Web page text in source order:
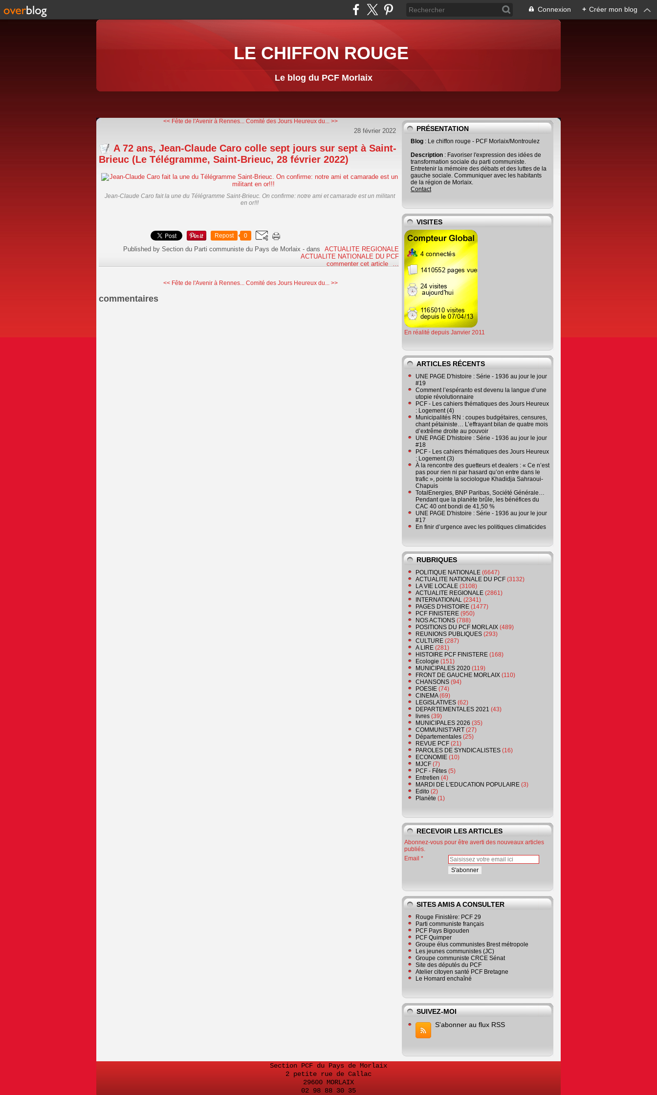
Connexion + Créer mon blog
LE CHIFFON ROUGE
Le blog du PCF Morlaix
<< Fête de l'Avenir à Rennes... Comité des Jours Heureux du... >>
28 février 2022
A 72 ans, Jean-Claude Caro colle sept jours sur sept à Saint-
Brieuc (Le Télégramme, Saint-Brieuc, 28 février 2022)
Jean-Claude Caro fait la une du Télégramme Saint-Brieuc. On confirme: notre ami et camarade est un militant
en or!!!
Repost 0
Published by Section du Parti communiste du Pays de Morlaix -dans
ACTUALITE REGIONALE
ACTUALITE NATIONALE DU PCF
commenter cet article
…
<< Fête de l'Avenir à Rennes... Comité des Jours Heureux du... >>
commentaires
PRÉSENTATION
Blog : Le chiffon rouge - PCF Morlaix/Montroulez
Description : Favoriser l'expression des idées de
transformation sociale du parti communiste.
Entretenir la mémoire des débats et des luttes de la
gauche sociale. Communiquer avec les habitants
de la région de Morlaix.
Contact
VISITES
En réalité depuis Janvier 2011
ARTICLES RÉCENTS
UNE PAGE D'histoire : Série - 1936 au jour le jour
#19
Comment l’espéranto est devenu la langue d’une
utopie révolutionnaire
PCF - Les cahiers thématiques des Jours Heureux
: Logement (4)
Municipalités RN : coupes budgétaires, censures,
chant pétainiste… L’effrayant bilan de quatre mois
d’extrême droite au pouvoir
UNE PAGE D'histoire : Série - 1936 au jour le jour
#18
PCF - Les cahiers thématiques des Jours Heureux
: Logement (3)
À la rencontre des guetteurs et dealers : « Ce n’est
pas pour rien ni par hasard qu’on entre dans le
trafic », pointe la sociologue Khadidja Sahraoui-
Chapuis
TotalEnergies, BNP Paribas, Société Générale…
Pendant que la planète brûle, les bénéfices du
CAC 40 ont bondi de 41,50 %
UNE PAGE D'histoire : Série - 1936 au jour le jour
#17
En finir d’urgence avec les politiques climaticides
RUBRIQUES
POLITIQUE NATIONALE (6647)
ACTUALITE NATIONALE DU PCF (3132)
LA VIE LOCALE (3108)
ACTUALITE REGIONALE (2861)
INTERNATIONAL (2341)
PAGES D'HISTOIRE (1477)
PCF FINISTERE (950)
NOS ACTIONS (788)
POSITIONS DU PCF MORLAIX (489)
REUNIONS PUBLIQUES (293)
CULTURE (287)
A LIRE (281)
HISTOIRE PCF FINISTERE (168)
Ecologie (151)
MUNICIPALES 2020 (119)
FRONT DE GAUCHE MORLAIX (110)
CHANSONS (94)
POESIE (74)
CINEMA(69)
LEGISLATIVES (62)
DEPARTEMENTALES 2021 (43)
livres (39)
MUNICIPALES 2026 (35)
COMMUNIST'ART (27)
Départementales (25)
REVUE PCF (21)
PAROLES DE SYNDICALISTES (16)
ECONOMIE (10)
MJCF (7)
PCF - Fêtes (5)
Entretien (4)
MARDI DE L'EDUCATION POPULAIRE (3)
Edito (2)
Planète (1)
RECEVOIR LES ARTICLES
Abonnez-vous pour être averti des nouveaux articles
publiés.
Email
SITES AMIS A CONSULTER
Rouge Finistère: PCF 29
Parti communiste français
PCF Pays Bigouden
PCF Quimper
Groupe élus communistes Brest métropole
Les jeunes communistes (JC)
Groupe communiste CRCE Sénat
Site des députés du PCF
Atelier citoyen santé PCF Bretagne
Le Homard enchaîné
SUIVEZ-MOI
S'abonner au flux RSS
Section PCF du Pays de Morlaix
2 petite rue de Callac
29600 MORLAIX
02 98 88 30 35